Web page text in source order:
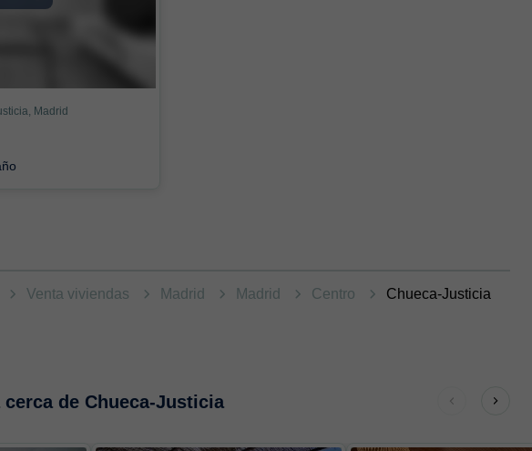
Madrid
Venta viviendas Madrid Madrid Centro Chueca-Justicia
de Chueca-Justicia